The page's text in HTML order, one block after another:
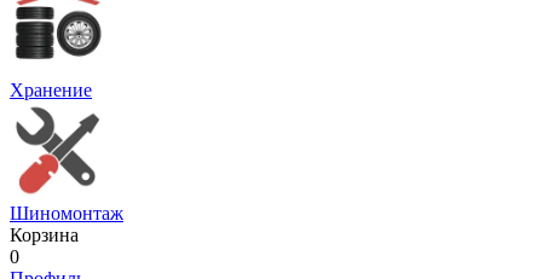
Хранение
Шиномонтаж
Корзина
0